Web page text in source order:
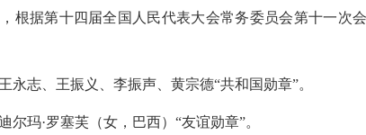
根据第十四届全国人民代表大会常务委员会第十一次
志、王振义、李振声、黄宗德“共和国勋章”。
玛·罗塞芙（女，巴西）“友谊勋章”。